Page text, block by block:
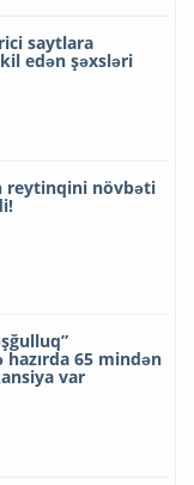
saytlara
edən şəxsləri
reytinqini növbəti
65 mindən
var